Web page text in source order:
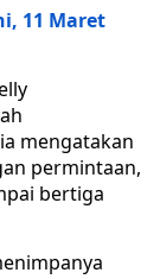
11 Maret
mengatakan
permintaan,
bertiga